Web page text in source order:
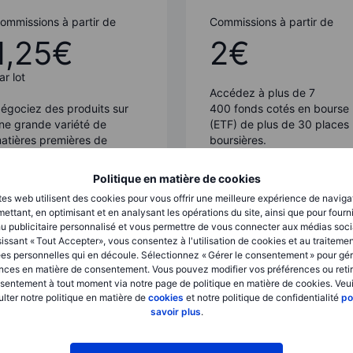
Politique en matière de cookies
web utilisent des cookies pour vous offrir une meilleure expérience de
en optimisant et en analysant les opérations du site, ainsi que pour
publicitaire personnalisé et vous permettre de vous connecter aux médias
« Tout Accepter», vous consentez à l'utilisation de cookies et au
personnelles qui en découle. Sélectionnez « Gérer le consentement » pour
en matière de consentement. Vous pouvez modifier vos préférences ou
à tout moment via notre page de politique en matière de cookies.
notre politique en matière de cookies et notre politique de confidentialité
savoir plus.
à partir de
lot
des produits sur
grande variété de
premières de
fonds négociées en
tous les tarifs
Commissions à partir de
2€
Accédez à plus de 7
400 fonds cotés en bourse
(ETF) de plus de 30 places
boursières.
Voir tous les tarifs
listées Fonds